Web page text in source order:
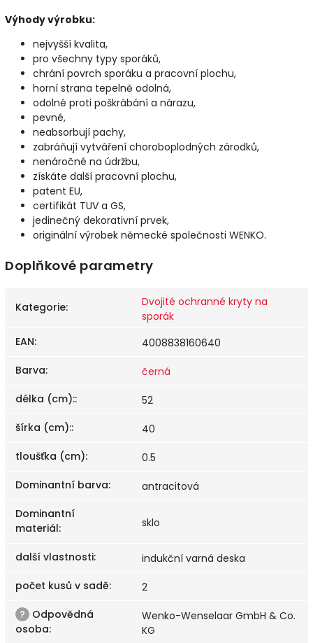
Výhody výrobku:
nejvyšší kvalita,
pro všechny typy sporáků,
chrání povrch sporáku a pracovní plochu,
horní strana tepelně odolná,
odolné proti poškrábání a nárazu,
pevné,
neabsorbují pachy,
zabráňují vytváření choroboplodných zárodků,
nenáročné na údržbu,
získáte další pracovní plochu,
patent EU,
certifikát TUV a GS,
jedinečný dekorativní prvek,
originální výrobek německé společnosti WENKO.
Doplňkové parametry
Kategorie:
Dvojité ochranné kryty na
sporák
EAN:
4008838160640
Barva:
černá
délka (cm)::
52
šírka (cm)::
40
tloušťka (cm):
0.5
Dominantní barva:
antracitová
Dominantní
materiál: sklo
další vlastnosti:
indukční varná deska
počet kusů v sadě:
2
? Odpovědná
osoba:
Wenko-Wenselaar GmbH & Co.
KG